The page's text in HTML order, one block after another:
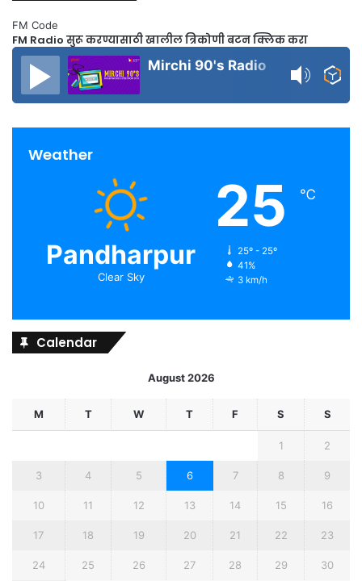
FM Code
FM Radio सुरू करण्यासाठी खालील त्रिकोणी बटन क्लिक करा
Mirchi 90's Radio
Weather
Pandharpur
Clear Sky
25 ℃
25º - 25º
41%
3 km/h
Calendar
August 2026
M T W T F S S
1 2
3 4 5 6 7 8 9
10 11 12 13 14 15 16
17 18 19 20 21 22 23
24 25 26 27 28 29 30